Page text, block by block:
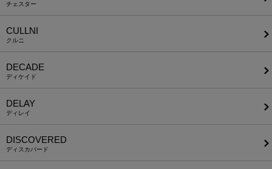
チェスター
CULLNI
クルニ
DECADE
ディケイド
DELAY
ディレイ
DISCOVERED
ディスカバード